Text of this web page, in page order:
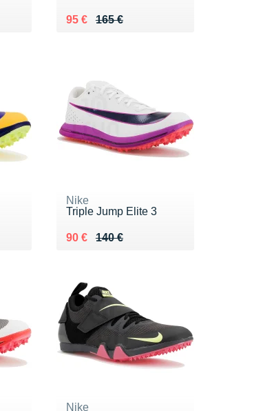
165 €
Au lieu de 165 €
95 €
Vendu 95 €
Nike
Triple Jump Elite 3
140 €
Au lieu de 140 €
90 €
Vendu 90 €
Nike